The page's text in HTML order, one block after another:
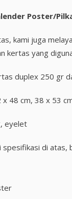
Poster/
kami juga
kertas yang
duplex 250 gr
x 48 cm, 38 x 53
eyelet
spesifikasi di